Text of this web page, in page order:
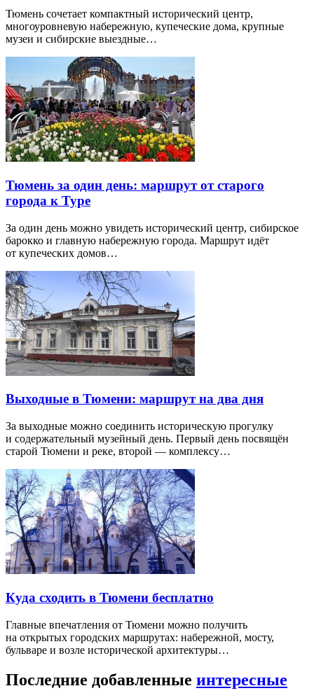
Тюмень сочетает компактный исторический центр,
многоуровневую набережную, купеческие дома, крупные
музеи и сибирские выездные…
Тюмень за один день: маршрут от старого
города к Туре
За один день можно увидеть исторический центр, сибирское
барокко и главную набережную города. Маршрут идёт
от купеческих домов…
Выходные в Тюмени: маршрут на два дня
За выходные можно соединить историческую прогулку
и содержательный музейный день. Первый день посвящён
старой Тюмени и реке, второй — комплексу…
Куда сходить в Тюмени бесплатно
Главные впечатления от Тюмени можно получить
на открытых городских маршрутах: набережной, мосту,
бульваре и возле исторической архитектуры…
Последние добавленные интересные